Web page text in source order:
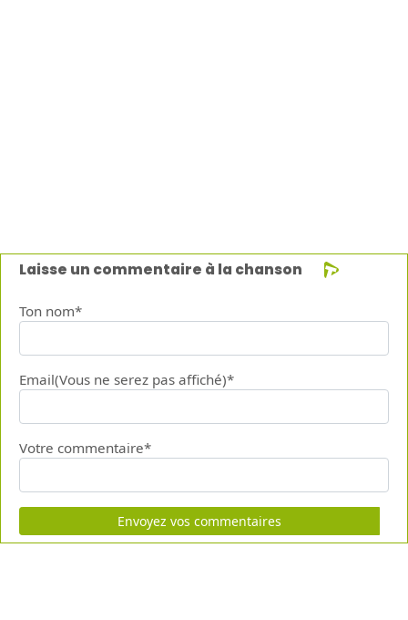
Laisse un commentaire à la chanson
Ton nom*
Email(Vous ne serez pas affiché)*
Votre commentaire*
Envoyez vos commentaires